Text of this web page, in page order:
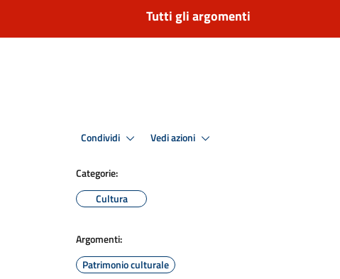
Tutti gli argomenti
Condividi Vedi azioni
Categorie:
Cultura
Argomenti:
Patrimonio culturale